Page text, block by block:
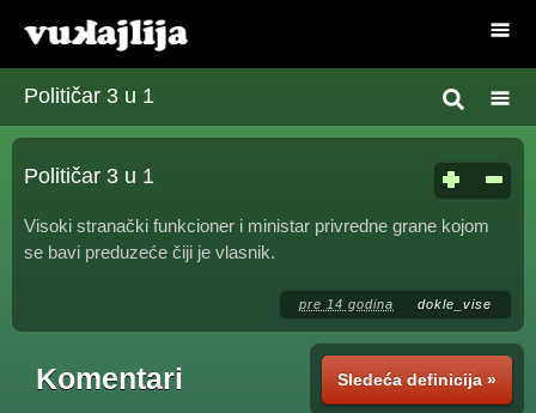
Političar 3 u 1
Političar 3 u 1
Visoki stranački funkcioner i ministar privredne grane kojom
se bavi preduzeće čiji je vlasnik.
pre 14 godina dokle_vise
Sledeća definicija »
Komentari